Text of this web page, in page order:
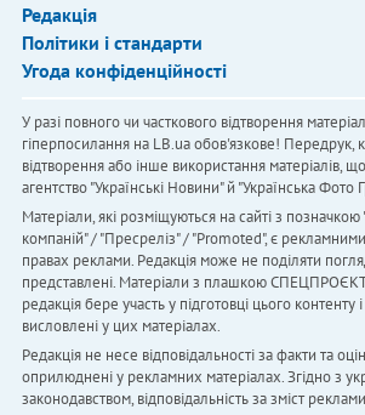
Редакція
Політики і стандарти
Угода конфіденційності
У разі повного чи часткового відтворення
гіперпосилання на LB.ua обов'язкове! Передрук,
відтворення або інше використання матеріалів,
агентство "Українськi Новини" й "Українська Фото
Матеріали, які розміщуються на сайті з
компаній" / "Пресреліз" / "Promoted", є
правах реклами. Редакція може не поділяти
представлені. Матеріали з плашкою
редакція бере участь у підготовці цього контенту
висловлені у цих матеріалах.
Редакція не несе відповідальності за факти та
оприлюднені у рекламних матеріалах. Згідно з
законодавством, відповідальність за зміст